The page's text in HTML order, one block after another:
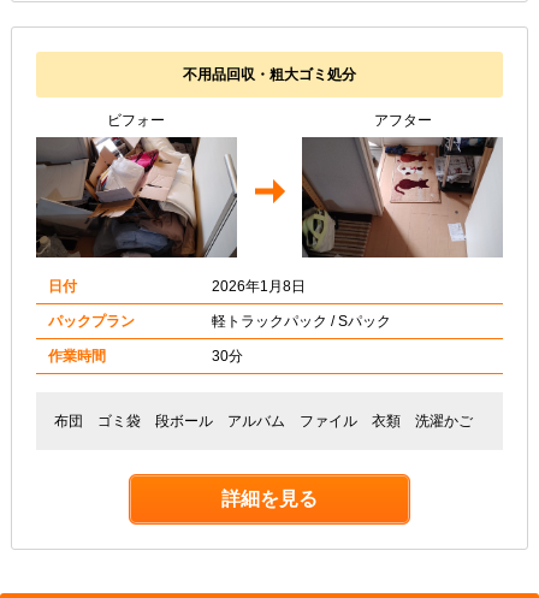
不用品回収・粗大ゴミ処分
ビフォー アフター
日付 2026年1月8日
パックプラン 軽トラックパック / Sパック
作業時間 30分
布団 ゴミ袋 段ボール アルバム ファイル 衣類 洗濯かご
詳細を見る